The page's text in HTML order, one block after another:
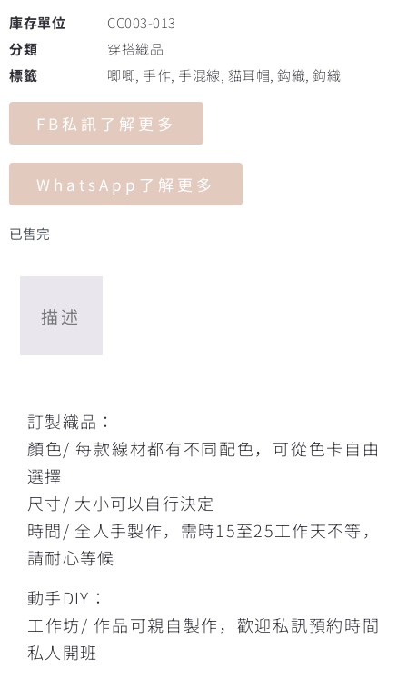
庫存單位
CC003-013
分類
穿搭織品
標籤
唧唧, 手作, 手混線, 貓耳帽, 鈎織, 鉤織
FB私訊了解更多
WhatsApp了解更多
已售完
描述
訂製織品：
顏色/ 每款線材都有不同配色，可從色卡自由
選擇
尺寸/ 大小可以自行決定
時間/ 全人手製作，需時15至25工作天不等，
請耐心等候
動手DIY：
工作坊/ 作品可親自製作，歡迎私訊預約時間
私人開班